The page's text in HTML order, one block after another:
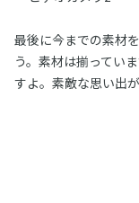
最後に今までの素材
う。素材は揃ってい
すよ。素敵な思い出